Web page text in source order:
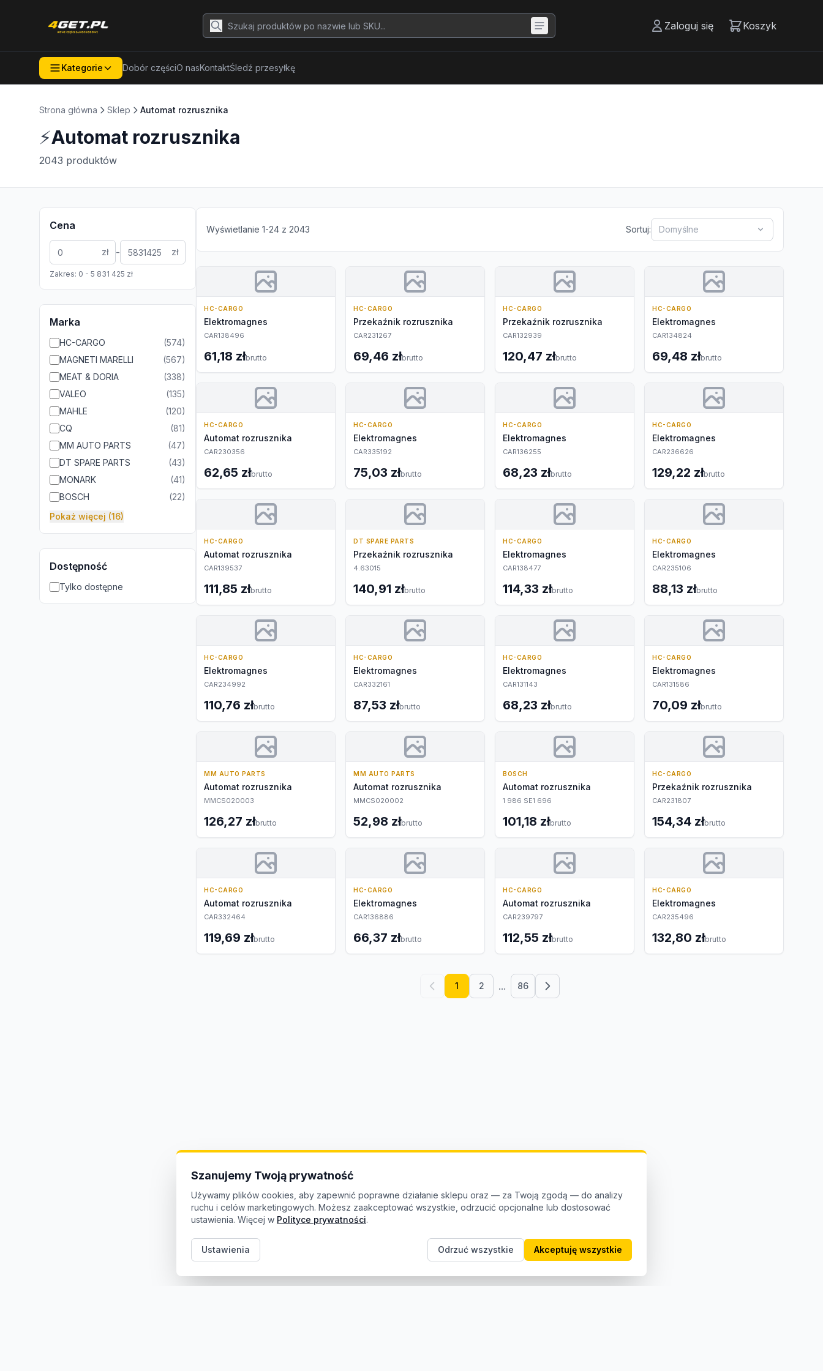
Zaloguj się Koszyk
Kategorie Dobór częściO nasKontaktŚledź przesyłkę
Strona główna Sklep Automat rozrusznika
⚡Automat rozrusznika
2043 produktów
Cena
zł - zł
Zakres: 0 - 5 831 425 zł
Marka
HC-CARGO (574)
MAGNETI MARELLI
(567)
MEAT & DORIA
(338)
VALEO
(135)
MAHLE
(120)
CQ
(81)
MM AUTO PARTS
(47)
DT SPARE PARTS
(43)
MONARK
(41)
BOSCH
(22)
Pokaż więcej (16)
Dostępność
Tylko dostępne
Wyświetlanie 1-24 z 2043 Sortuj: Domyślne
HC-CARGO
Elektromagnes
CAR138496
61,18 złbrutto
HC-CARGO
Przekaźnik rozrusznika
CAR231267
69,46 złbrutto
HC-CARGO
Przekaźnik rozrusznika
CAR132939
120,47 złbrutto
HC-CARGO
Elektromagnes
CAR134824
69,48 złbrutto
HC-CARGO
Automat rozrusznika
CAR230356
62,65 złbrutto
HC-CARGO
Elektromagnes
CAR335192
75,03 złbrutto
HC-CARGO
Elektromagnes
CAR136255
68,23 złbrutto
HC-CARGO
Elektromagnes
CAR236626
129,22 złbrutto
HC-CARGO
Automat rozrusznika
CAR139537
111,85 złbrutto
DT SPARE PARTS
Przekaźnik rozrusznika
4.63015
140,91 złbrutto
HC-CARGO
Elektromagnes
CAR138477
114,33 złbrutto
HC-CARGO
Elektromagnes
CAR235106
88,13 złbrutto
HC-CARGO
Elektromagnes
CAR234992
110,76 złbrutto
HC-CARGO
Elektromagnes
CAR332161
87,53 złbrutto
HC-CARGO
Elektromagnes
CAR131143
68,23 złbrutto
HC-CARGO
Elektromagnes
CAR131586
70,09 złbrutto
MM AUTO PARTS
Automat rozrusznika
MMCS020003
126,27 złbrutto
MM AUTO PARTS
Automat rozrusznika
MMCS020002
52,98 złbrutto
BOSCH
Automat rozrusznika
1 986 SE1 696
101,18 złbrutto
HC-CARGO
Przekaźnik rozrusznika
CAR231807
154,34 złbrutto
HC-CARGO
Automat rozrusznika
CAR332464
119,69 złbrutto
HC-CARGO
Elektromagnes
CAR136886
66,37 złbrutto
HC-CARGO
Automat rozrusznika
CAR239797
112,55 złbrutto
HC-CARGO
Elektromagnes
CAR235496
132,80 złbrutto
1 2 ... 86
Szanujemy Twoją prywatność
Używamy plików cookies, aby zapewnić poprawne działanie sklepu oraz — za Twoją zgodą — do analizy
ruchu i celów marketingowych. Możesz zaakceptować wszystkie, odrzucić opcjonalne lub dostosować
ustawienia. Więcej w Polityce prywatności.
Ustawienia Odrzuć wszystkie Akceptuję wszystkie